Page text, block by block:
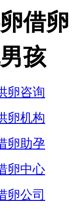
借卵
孩
卵咨询
卵机构
卵助孕
卵中心
卵公司